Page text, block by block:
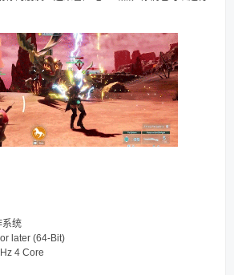
系统
later (64-Bit)
4 Core